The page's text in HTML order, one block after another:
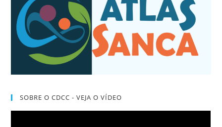
SOBRE O CDCC - VEJA O VÍDEO